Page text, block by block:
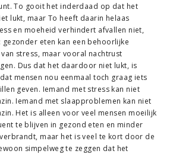
To gooit het inderdaad op dat het
lukt, maar To heeft daarin helaas
en moeheid verhindert afvallen niet,
gezonder eten kan een behoorlijke
stress, maar vooral nachtrust
Dus dat het daardoor niet lukt, is
mensen nou eenmaal toch graag iets
geven. Iemand met stress kan niet
Iemand met slaapproblemen kan niet
Het is alleen voor veel mensen moeilijk
te blijven in gezond eten en minder
maar het is veel te kort door de
simpelweg te zeggen dat het